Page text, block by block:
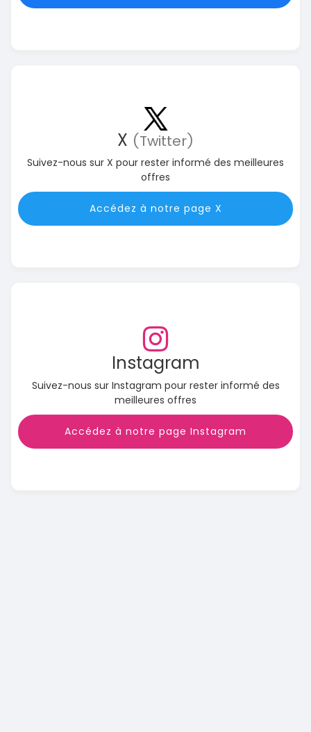
X (Twitter)
Suivez-nous sur X pour rester informé des meilleures
offres
Accédez à notre page X
Instagram
Suivez-nous sur Instagram pour rester informé des
meilleures offres
Accédez à notre page Instagram